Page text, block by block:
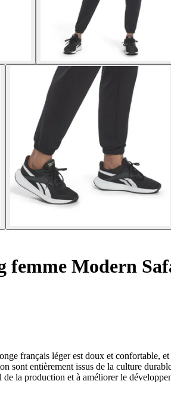
femme Modern
français léger est doux et confortable,
sont entièrement issus de la culture
la production et à améliorer le